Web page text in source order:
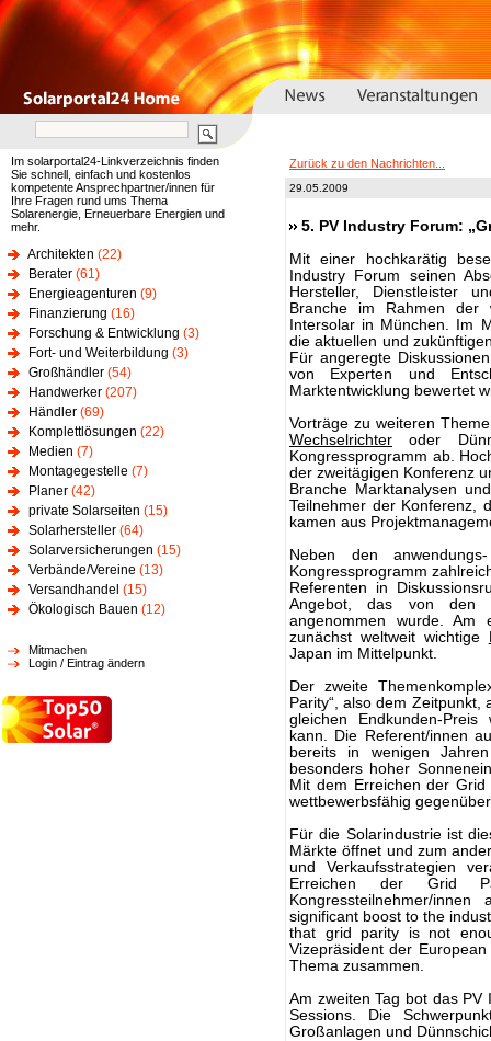
Im solarportal24-Linkverzeichnis finden
Sie schnell, einfach und kostenlos
kompetente Ansprechpartner/innen für
Ihre Fragen rund ums Thema
Solarenergie, Erneuerbare Energien und
mehr.
Architekten (22)
Berater (61)
Energieagenturen (9)
Finanzierung (16)
Forschung & Entwicklung (3)
Fort- und Weiterbildung (3)
Großhändler (54)
Handwerker (207)
Händler (69)
Komplettlösungen (22)
Medien (7)
Montagegestelle (7)
Planer (42)
private Solarseiten (15)
Solarhersteller (64)
Solarversicherungen (15)
Verbände/Vereine (13)
Versandhandel (15)
Ökologisch Bauen (12)
Mitmachen
Login / Eintrag ändern
Zurück zu den Nachrichten...
29.05.2009
5. PV Industry Forum:
Mit einer hochkarätig
Industry Forum seinen
Hersteller, Dienstleister
Branche im Rahmen der
Intersolar in München. Im
die aktuellen und
Für angeregte
von Experten und
Marktentwicklung bewertet
Vorträge zu weiteren
Wechselrichter oder
Kongressprogramm ab.
der zweitägigen Konferenz
Branche Marktanalysen
Teilnehmer der Konferenz,
kamen aus
Neben den
Kongressprogramm
Referenten in
Angebot, das von den
angenommen wurde. Am
zunächst weltweit wichtige
Japan im Mittelpunkt.
Der zweite
Parity“, also dem Zeitpunkt,
gleichen Endkunden-
kann. Die Referent/innen
bereits in wenigen
besonders hoher
Mit dem Erreichen der
wettbewerbsfähig
Für die Solarindustrie ist
Märkte öffnet und zum
und Verkaufsstrategien
Erreichen der Grid
Kongressteilnehmer/
significant boost to the
that grid parity is not
Vizepräsident der
Thema zusammen.
Am zweiten Tag bot das
Sessions. Die
Großanlagen und